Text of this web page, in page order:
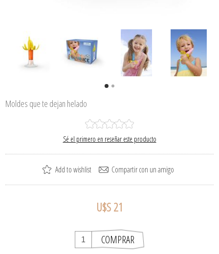
Moldes que te dejan helado
Sé el primero en reseñar este producto
U$S 21